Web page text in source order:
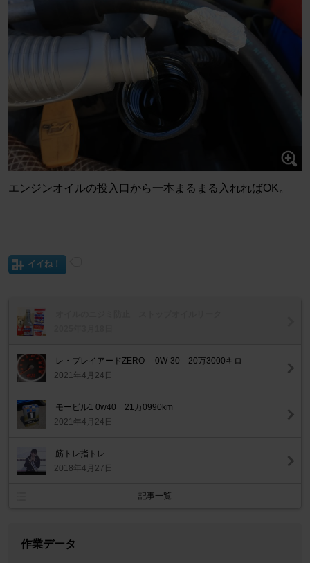
エンジンオイルの投入口から一本まるまる入れればOK。
イイね！
レ・プレイアードZERO 0W-30 20万3000キロ
2021年4月24日
モービル1 0w40 21万0990km
2021年4月24日
筋トレ指トレ
2018年4月27日
記事一覧
作業データ